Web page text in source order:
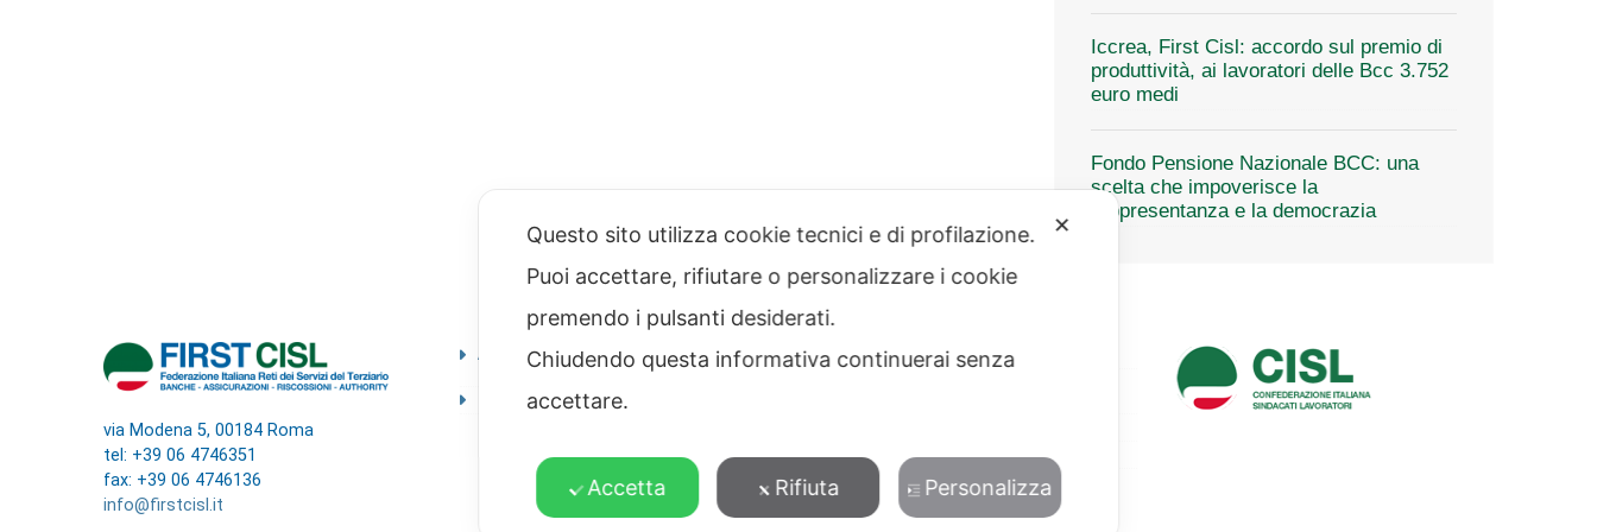
Iccrea, First Cisl: accordo sul premio di
produttività, ai lavoratori delle Bcc 3.752
euro medi
Fondo Pensione Nazionale BCC: una
scelta che impoverisce la
rappresentanza e la democrazia
via Modena 5, 00184 Roma
tel: +39 06 4746351
fax: +39 06 4746136
info@firstcisl.it
Amministrazione
trasparente
Codice etico
Note legali
Credits
✕
Questo sito utilizza cookie tecnici e di profilazione.
Puoi accettare, rifiutare o personalizzare i cookie
premendo i pulsanti desiderati.
Chiudendo questa informativa continuerai senza
accettare.
Accetta Rifiuta Personalizza